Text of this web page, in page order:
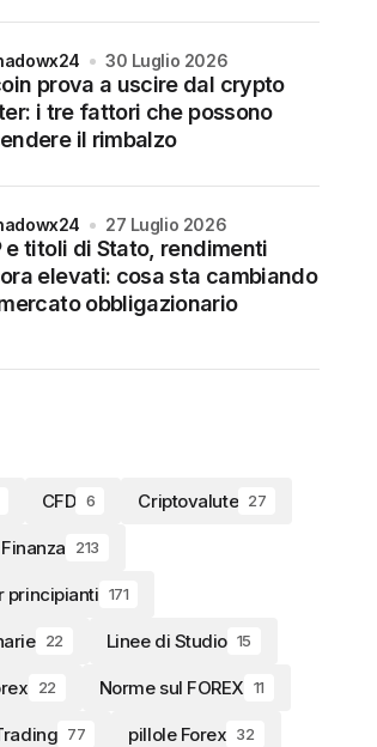
prova a uscire dal crypto
i tre fattori che possono
il rimbalzo
30 Luglio 2026
e titoli di Stato, rendimenti
elevati: cosa sta cambiando
obbligazionario
27 Luglio 2026
CFD 6 Criptovalute 27
Finanza 213
principianti 171
22 Linee di Studio 15
22 Norme sul FOREX 11
77 pillole Forex 32